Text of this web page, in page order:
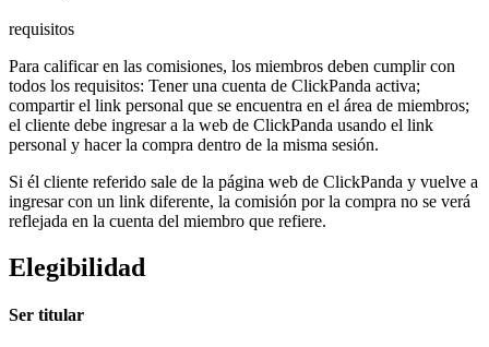
requisitos
Para calificar en las comisiones, los miembros deben cumplir con
todos los requisitos: Tener una cuenta de ClickPanda activa;
compartir el link personal que se encuentra en el área de miembros;
el cliente debe ingresar a la web de ClickPanda usando el link
personal y hacer la compra dentro de la misma sesión.
Si él cliente referido sale de la página web de ClickPanda y vuelve a
ingresar con un link diferente, la comisión por la compra no se verá
reflejada en la cuenta del miembro que refiere.
Elegibilidad
Ser titular